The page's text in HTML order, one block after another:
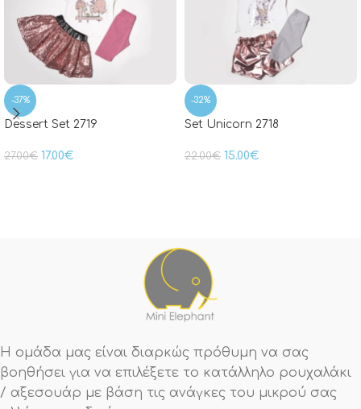
-37%
Dessert Set 2719
27.00€ 17.00€
-32%
Set Unicorn 2718
22.00€ 15.00€
Η ομάδα μας είναι διαρκώς πρόθυμη να σας
βοηθήσει για να επιλέξετε το κατάλληλο ρουχαλάκι
/ αξεσουάρ με βάση τις ανάγκες του μικρού σας